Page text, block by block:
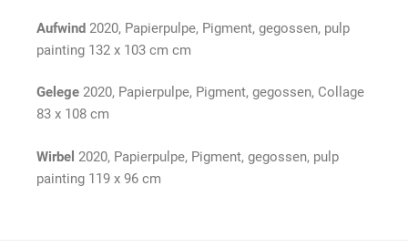
Aufwind 2020, Papierpulpe, Pigment, gegossen, pulp
painting 132 x 103 cm cm
Gelege 2020, Papierpulpe, Pigment, gegossen, Collage
83 x 108 cm
Wirbel 2020, Papierpulpe, Pigment, gegossen, pulp
painting 119 x 96 cm